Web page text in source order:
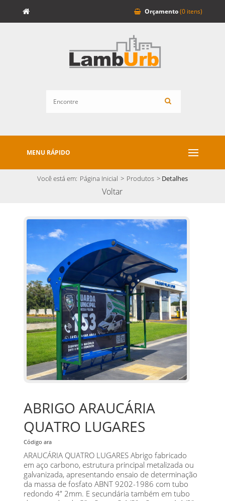
Orçamento(0 itens)
MENU RÁPIDO
Você está em: Página Inicial > Produtos > Detalhes
Voltar
ABRIGO ARAUCÁRIA
QUATRO LUGARES
Código ara
ARAUCÁRIA QUATRO LUGARES Abrigo fabricado
em aço carbono, estrutura principal metalizada ou
galvanizada, apresentando ensaio de determinação
da massa de fosfato ABNT 9202-1986 com tubo
redondo 4” 2mm. E secundária também em tubo